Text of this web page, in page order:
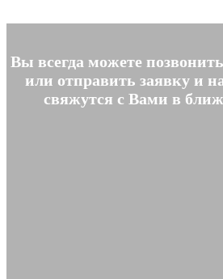
Вы всегда можете
или отправить заявку и
свяжутся с Вами в